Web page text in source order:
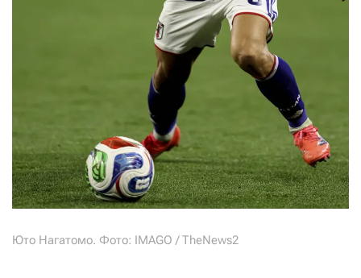
Юто Нагатомо. Фото: IMAGO / TheNews2